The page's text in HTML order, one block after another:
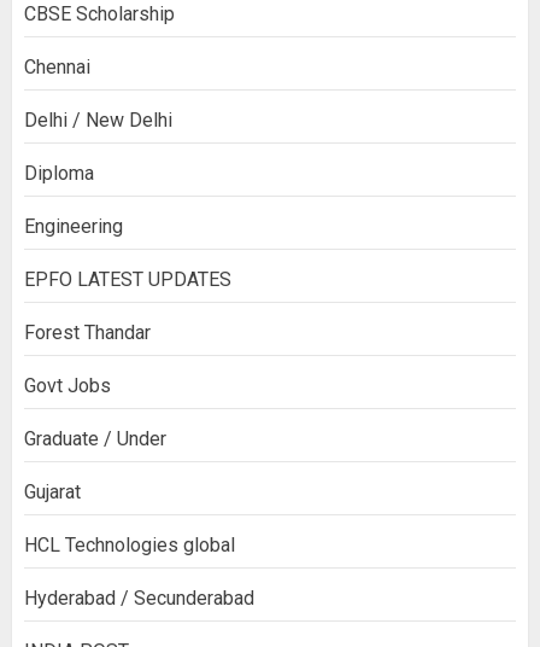
CBSE Scholarship
Chennai
Delhi / New Delhi
Diploma
Engineering
EPFO LATEST UPDATES
Forest Thandar
Govt Jobs
Graduate / Under
Gujarat
HCL Technologies global
Hyderabad / Secunderabad